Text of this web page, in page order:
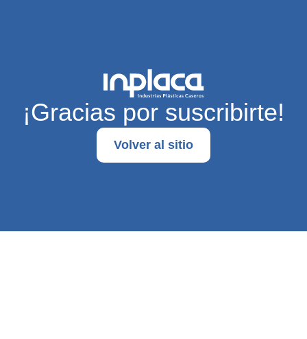
¡Gracias por suscribirte!
Volver al sitio